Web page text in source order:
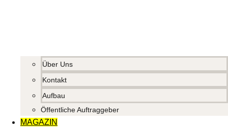
Über Uns
Kontakt
Aufbau
Öffentliche Auftraggeber
MAGAZIN